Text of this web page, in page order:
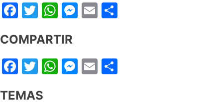
Facebook
Twitter
WhatsApp
Messenger
Email
COMPARTIR
Facebook
Twitter
WhatsApp
Messenger
Email
TEMAS